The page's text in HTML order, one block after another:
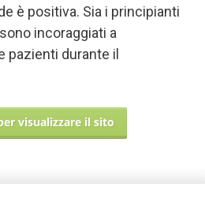
è positiva. Sia i principianti
incoraggiati a
pazienti durante il
visualizzare il sito